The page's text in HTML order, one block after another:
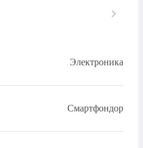
Электроника
Смартфондор